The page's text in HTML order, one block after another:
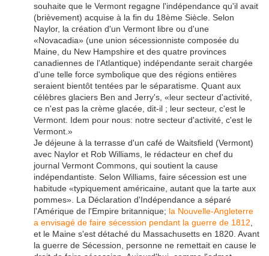
souhaite que le Vermont regagne l'indépendance qu'il avait
(brièvement) acquise à la fin du 18ème Siècle. Selon
Naylor, la création d'un Vermont libre ou d'une
«Novacadia» (une union sécessionniste composée du
Maine, du New Hampshire et des quatre provinces
canadiennes de l'Atlantique) indépendante serait chargée
d'une telle force symbolique que des régions entières
seraient bientôt tentées par le séparatisme. Quant aux
célèbres glaciers Ben and Jerry's, «leur secteur d'activité,
ce n'est pas la crème glacée, dit-il ; leur secteur, c'est le
Vermont. Idem pour nous: notre secteur d'activité, c'est le
Vermont.»
Je déjeune à la terrasse d'un café de Waitsfield (Vermont)
avec Naylor et Rob Williams, le rédacteur en chef du
journal Vermont Commons, qui soutient la cause
indépendantiste. Selon Williams, faire sécession est une
habitude «typiquement américaine, autant que la tarte aux
pommes». La Déclaration d'Indépendance a séparé
l'Amérique de l'Empire britannique; la Nouvelle-Angleterre
a envisagé de faire sécession pendant la guerre de 1812
et le Maine s'est détaché du Massachusetts en 1820. Avant
la guerre de Sécession, personne ne remettait en cause le